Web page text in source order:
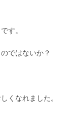
す。
ではないか？
くなれました。